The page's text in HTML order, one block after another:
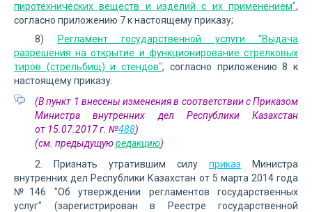
пиротехнических веществ и изделий с их применением",
согласно приложению 7 к настоящему приказу;
8)
Регламент государственной услуги "Выдача
разрешения на открытие и функционирование стрелковых
тиров (стрельбищ) и стендов", согласно приложению 8 к
настоящему приказу.
(В пункт 1 внесены изменения в соответствии с Приказом
Министра внутренних дел Республики Казахстан
от 15.07.2017 г. №488)
(см. предыдущуюредакцию)
2. Признать утратившим силу приказ Министра
внутренних дел Республики Казахстан от 5 марта 2014 года
№146 "Об утверждении регламентов государственных
услуг" (зарегистрирован в Реестре государственной